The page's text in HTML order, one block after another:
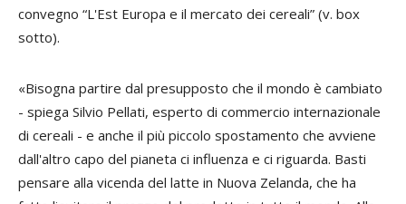
convegno “L'Est Europa e il mercato dei cereali” (v. box
sotto).
«Bisogna partire dal presupposto che il mondo è cambiato
- spiega Silvio Pellati, esperto di commercio internazionale
di cereali - e anche il più piccolo spostamento che avviene
dall'altro capo del pianeta ci influenza e ci riguarda. Basti
pensare alla vicenda del latte in Nuova Zelanda, che ha